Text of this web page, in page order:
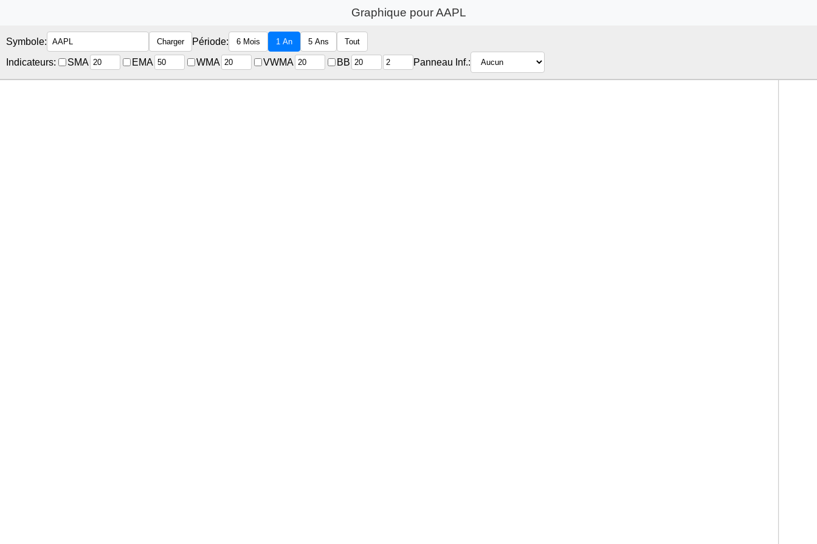
Graphique pour AAPL
Symbole: Charger Période: 6 Mois 1 An 5 Ans Tout
Indicateurs: SMA EMA WMA VWMA BB Panneau Inf.: